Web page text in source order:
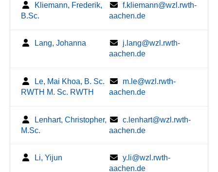
Kliemann, Frederik,
B.Sc.
f.kliemann@wzl.rwth-
aachen.de
Lang, Johanna
j.lang@wzl.rwth-
aachen.de
Le, Mai Khoa, B. Sc.
RWTH M. Sc. RWTH
m.le@wzl.rwth-
aachen.de
Lenhart, Christopher,
M.Sc.
c.lenhart@wzl.rwth-
aachen.de
Li, Yijun
y.li@wzl.rwth-
aachen.de